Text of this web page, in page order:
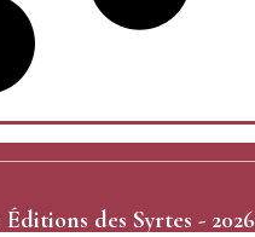
des Syrtes - 2026